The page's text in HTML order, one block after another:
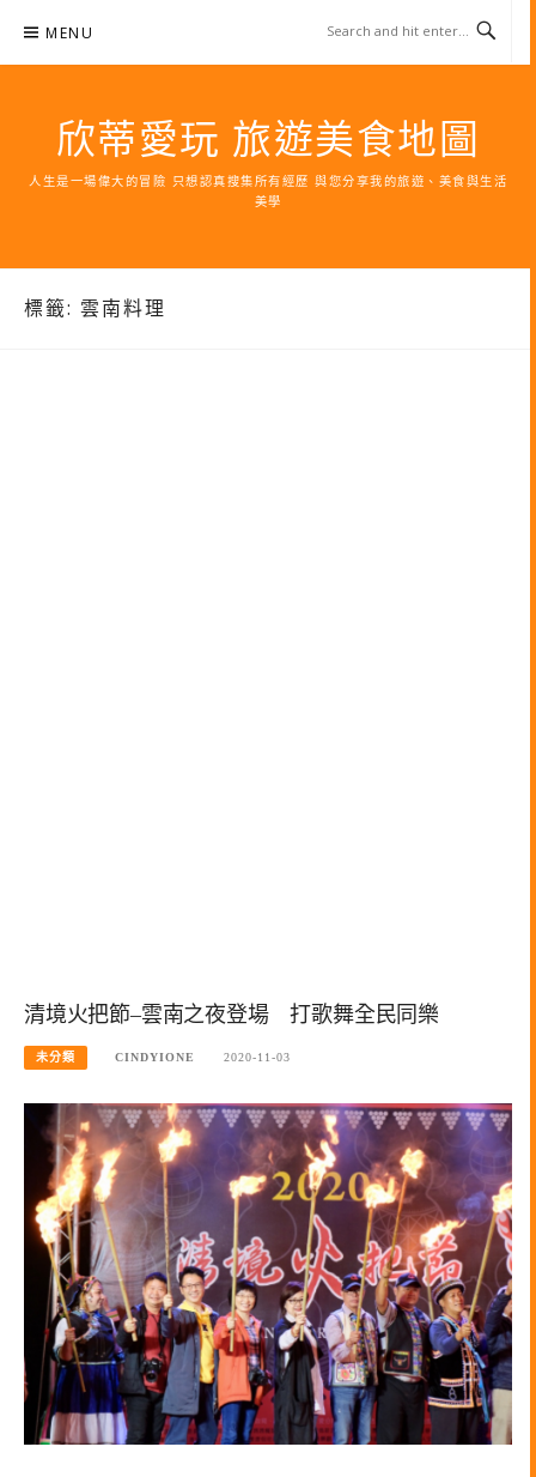
content
MENU
欣蒂愛玩 旅遊美食地圖
人生是一場偉大的冒險 只想認真搜集所有經歷 與您分享我的旅遊、美食與生活
美學
標籤: 雲南料理
清境火把節–雲南之夜登場 打歌舞全民同樂
未分類 CINDYIONE 2020-11-03